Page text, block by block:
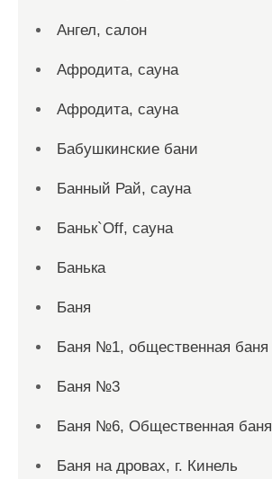
Ангел, салон
Афродита, сауна
Афродита, сауна
Бабушкинские бани
Банный Рай, сауна
Баньк`Off, сауна
Банька
Баня
Баня №1, общественная баня
Баня №3
Баня №6, Общественная баня
Баня на дровах, г. Кинель